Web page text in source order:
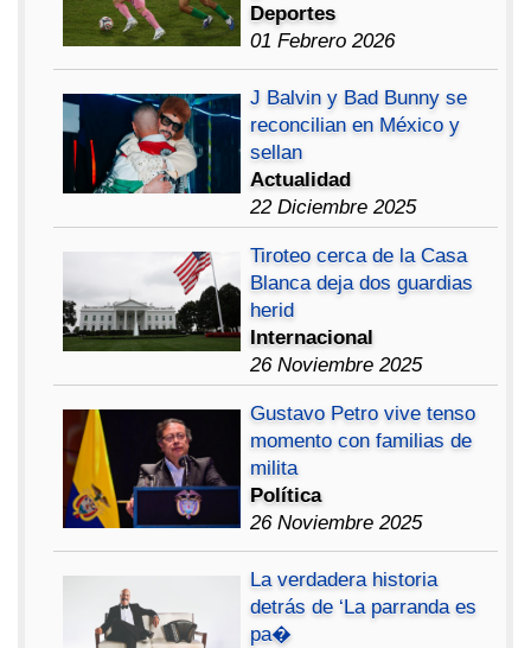
Deportes
01 Febrero 2026
J Balvin y Bad Bunny se
reconcilian en México y
sellan
Actualidad
22 Diciembre 2025
Tiroteo cerca de la Casa
Blanca deja dos guardias
herid
Internacional
26 Noviembre 2025
Gustavo Petro vive tenso
momento con familias de
milita
Política
26 Noviembre 2025
La verdadera historia
detrás de ‘La parranda es
pa�